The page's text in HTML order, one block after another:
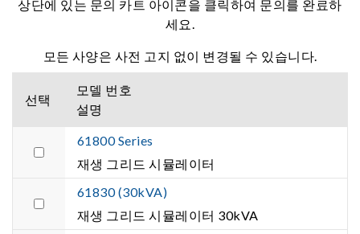
상단에 있는 문의 카트 아이콘을 클릭하여 문의를 완료하
세요.
모든 사양은 사전 고지 없이 변경될 수 있습니다.
선택
모델 번호
설명
61800 Series
재생 그리드 시뮬레이터
61830 (30kVA)
재생 그리드 시뮬레이터 30kVA